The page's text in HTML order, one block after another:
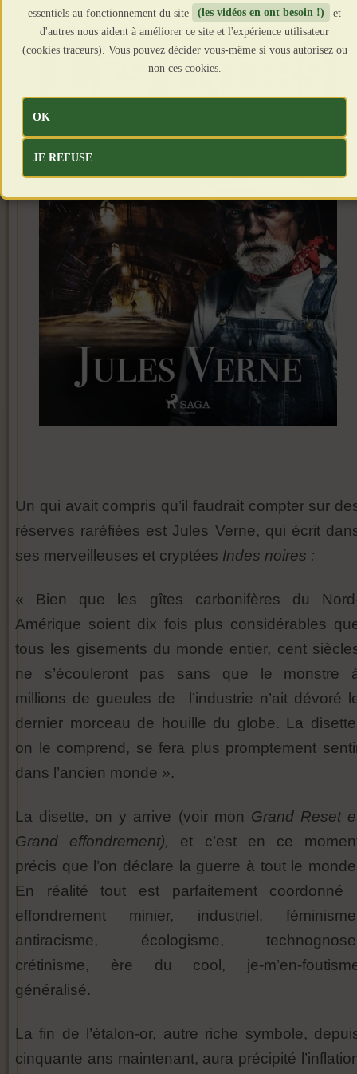
Un qui avait compris qu’il faudrait compter sur
réserves raréfiées est Jules Verne, qui écrit
ses merveilleuses et cryptées Indes noires :
« Bien que les gîtes carbonifères du
Amérique soient dix fois plus considérables
tous les gisements du monde entier, cent
ne s’écouleront pas sans que le monstre
millions de gueules de l’industrie n’ait dévoré
dernier morceau de houille du globe. La
on le comprend, se fera plus promptement
dans l’ancien monde ».
La disette, on y arrive (voir mon Grand Reset
Grand effondrement), et c’est en ce
précis que l’on déclare la guerre à tout le
En réalité tout est parfaitement coordonné
effondrement minier, industriel,
antiracisme, écologisme,
crétinisme, ère du cool, je-m’en-
généralisé.
La fin de l’étalon-or, autre riche symbole,
cinquante ans maintenant, aura précipité
essentiels au fonctionnement du site
(les vidéos en ont besoin !)
et
d'autres nous aident à améliorer ce site et l'expérience utilisateur
(cookies traceurs). Vous pouvez décider vous-même si vous autorisez ou
non ces cookies.
OK
JE REFUSE